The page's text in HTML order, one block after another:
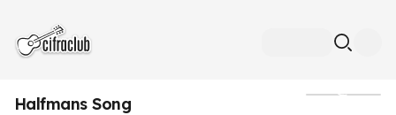
Halfmans Song